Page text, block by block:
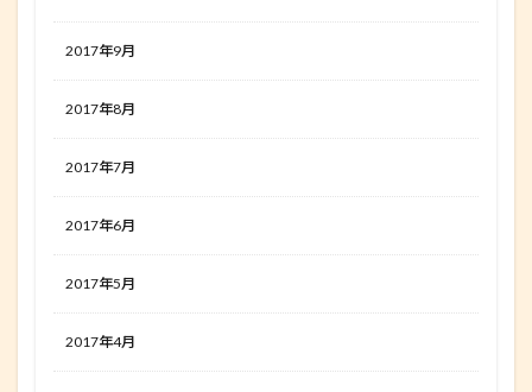
2017年9月
2017年8月
2017年7月
2017年6月
2017年5月
2017年4月